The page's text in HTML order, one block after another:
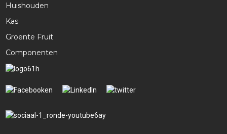
Huishouden
Kas
Groente Fruit
Componenten